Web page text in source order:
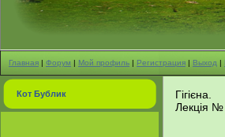
Главная | Форум | Мой профиль | Регистрация | Выход |
Кот Бублик
Гігієна.
Лекція №